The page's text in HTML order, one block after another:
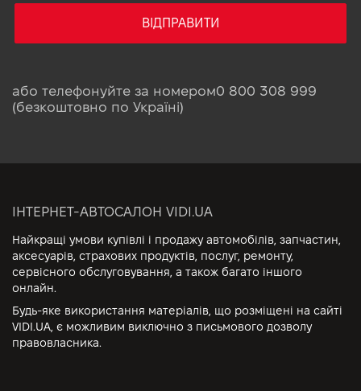
ВІДПРАВИТИ
або телефонуйте за номером0 800 308 999
(безкоштовно по Україні)
ІНТЕРНЕТ-АВТОСАЛОН VIDI.UA
Найкращі умови купівлі і продажу автомобілів, запчастин,
аксесуарів, страхових продуктів, послуг, ремонту,
сервісного обслуговування, а також багато іншого
онлайн.
Будь-яке використання матеріалів, що розміщені на сайті
VIDI.UA, є можливим виключно з письмового дозволу
правовласника.